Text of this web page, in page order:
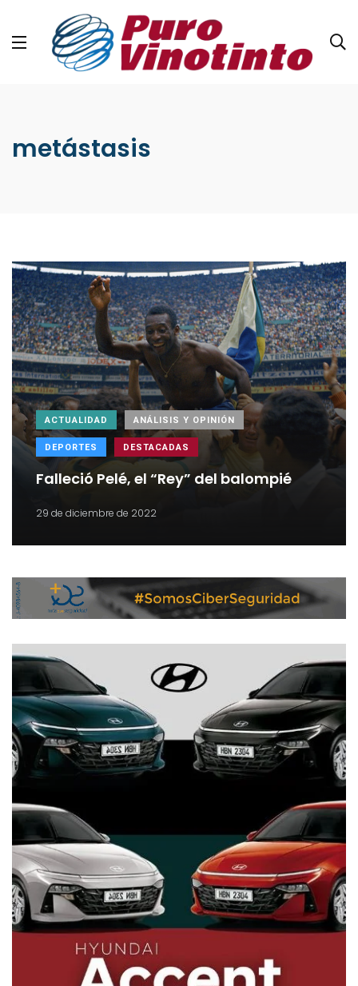
metástasis
ACTUALIDAD ANÁLISIS Y OPINIÓN
DEPORTES DESTACADAS
Falleció Pelé, el “Rey” del balompié
29 de diciembre de 2022